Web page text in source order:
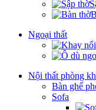
Ngoại thất
Nội thất phòng
Bàn ghế
Sofa